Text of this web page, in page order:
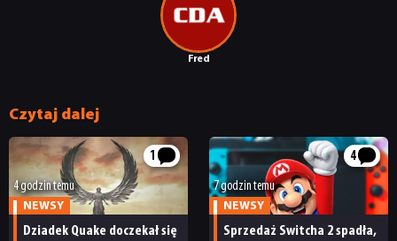
DYSKUSJE
SKLEP
Fred
Czytaj dalej
1
4 godzin temu
NEWSY
Dziadek Quake doczekał się
4
7 godzin temu
NEWSY
Sprzedaż Switcha 2 spadła,